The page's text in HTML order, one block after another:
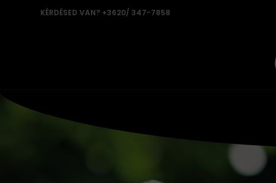
KÉRDÉSED VAN? +3620/ 347-7858